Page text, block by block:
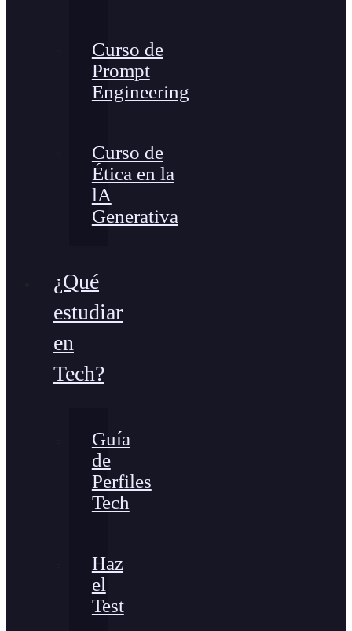
Curso de
Prompt
Engineering
Curso de
Ética en la
lA
Generativa
¿Qué
estudiar
en
Tech?
Guía
de
Perfiles
Tech
Haz
el
Test